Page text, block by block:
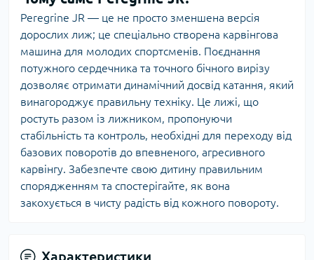
Peregrine JR — це не просто зменшена версія
дорослих лиж; це спеціально створена карвінгова
машина для молодих спортсменів. Поєднання
потужного сердечника та точного бічного вирізу
дозволяє отримати динамічний досвід катання, який
винагороджує правильну техніку. Це лижі, що
ростуть разом із лижником, пропонуючи
стабільність та контроль, необхідні для переходу від
базових поворотів до впевненого, агресивного
карвінгу. Забезпечте свою дитину правильним
спорядженням та спостерігайте, як вона
закохується в чисту радість від кожного повороту.
Характеристики